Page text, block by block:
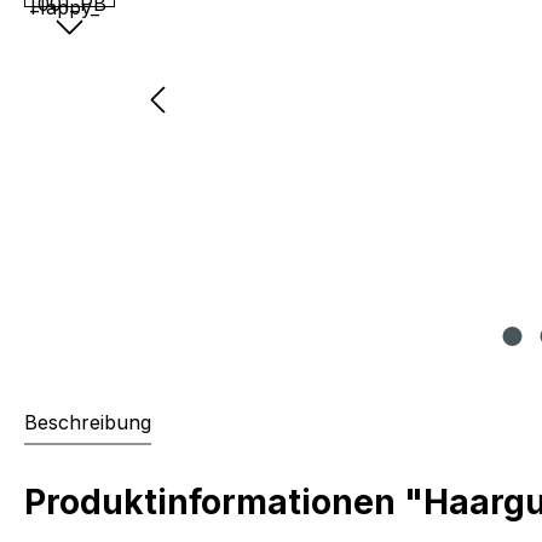
Beschreibung
Produktinformationen